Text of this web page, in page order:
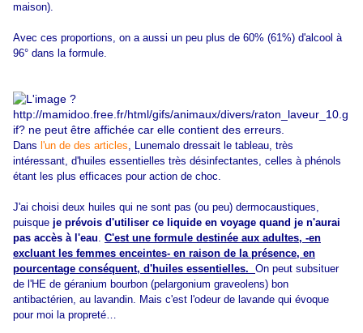
maison).
Avec ces proportions, on a aussi un peu plus de 60% (61%) d'alcool à
96° dans la formule.
Dans l'un de des articles, Lunemalo dressait le tableau, très
intéressant, d'huiles essentielles très désinfectantes, celles à phénols
étant les plus efficaces pour action de choc.
J'ai choisi deux huiles qui ne sont pas (ou peu) dermocaustiques,
puisque je prévois d'utiliser ce liquide en voyage quand je n'aurai
pas accès à l'eau. C'est une formule destinée aux adultes, -en
excluant les femmes enceintes- en raison de la présence, en
pourcentage conséquent, d'huiles essentielles. On peut subsituer
de l'HE de géranium bourbon (pelargonium graveolens) bon
antibactérien, au lavandin. Mais c'est l'odeur de lavande qui évoque
pour moi la propreté…